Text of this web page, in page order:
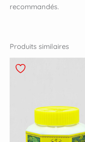
recommandés.
Produits similaires